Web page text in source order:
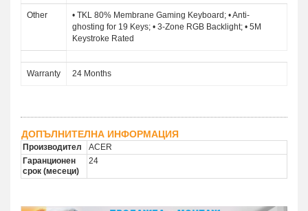
Other
• TKL 80% Membrane Gaming Keyboard; • Anti-
ghosting for 19 Keys; • 3-Zone RGB Backlight; • 5M
Keystroke Rated
Warranty 24 Months
ДОПЪЛНИТЕЛНА ИНФОРМАЦИЯ
Производител
ACER
Гаранционен
срок (месеци)
24